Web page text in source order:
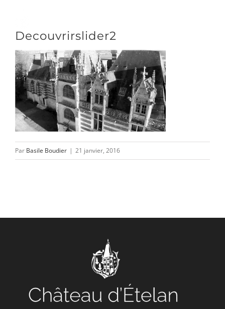
contenu
DÉCOUVRIR
VENIR
Decouvrirslider2
Par Basile Boudier | 21 janvier, 2016